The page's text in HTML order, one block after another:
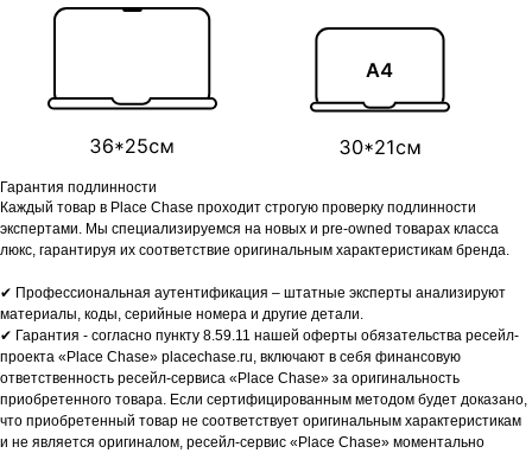
Гарантия подлинности
Каждый товар в Place Chase проходит строгую проверку подлинности
экспертами. Мы специализируемся на новых и pre-owned товарах класса
люкс, гарантируя их соответствие оригинальным характеристикам бренда.
✔ Профессиональная аутентификация – штатные эксперты анализируют
материалы, коды, серийные номера и другие детали.
✔ Гарантия - согласно пункту 8.59.11 нашей оферты обязательства ресейл-
проекта «Place Chase» placechase.ru, включают в себя финансовую
ответственность ресейл-сервиса «Place Chase» за оригинальность
приобретенного товара. Если сертифицированным методом будет доказано,
что приобретенный товар не соответствует оригинальным характеристикам
и не является оригиналом, ресейл-сервис «Place Chase» моментально